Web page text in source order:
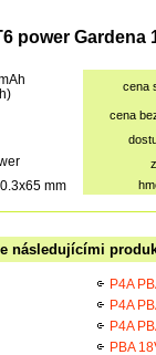
power Gardena
cena
cena
mm
následujícími
P4A
P4A
P4A
PBA